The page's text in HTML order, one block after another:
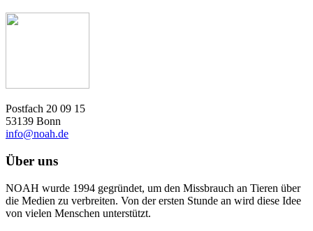
Postfach 20 09 15
53139 Bonn
info@noah.de
Über uns
NOAH wurde 1994 gegründet, um den Missbrauch an Tieren über
die Medien zu verbreiten. Von der ersten Stunde an wird diese Idee
von vielen Menschen unterstützt.